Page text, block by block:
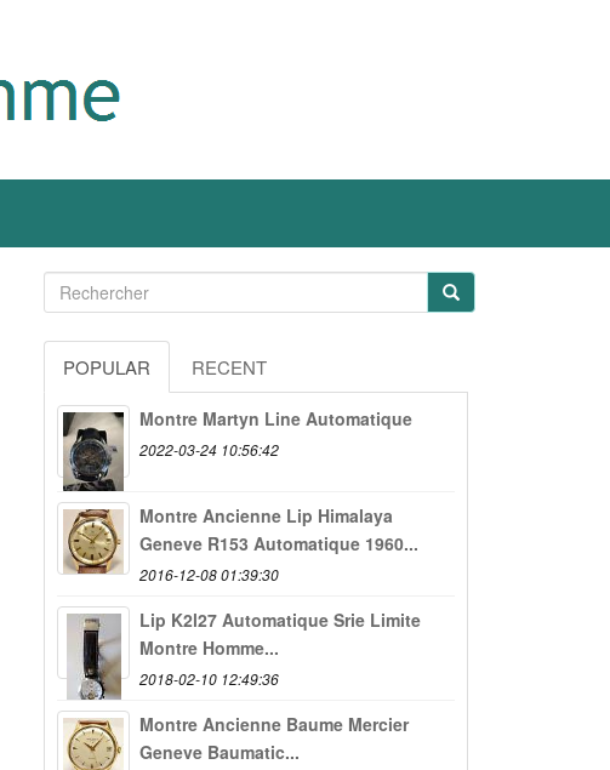
POPULAR RECENT
Montre Martyn Line Automatique
2022-03-24 10:56:42
Montre Ancienne Lip Himalaya
Geneve R153 Automatique 1960...
2016-12-08 01:39:30
Lip K2l27 Automatique Srie Limite
Montre Homme...
2018-02-10 12:49:36
Montre Ancienne Baume Mercier
Geneve Baumatic...